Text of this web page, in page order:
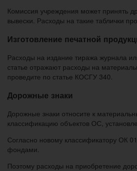
Комиссия учреждения может принять
вывески. Расходы на такие таблички
Изготовление печатной
Расходы на издание тиража журнала
статье отражают расходы на
проведите по статье КОСГУ 340.
Дорожные знаки
Дорожные знаки относите к
классификацию объектов ОС,
Согласно новому классификатору ОК
фондами.
Поэтому расходы на приобретение